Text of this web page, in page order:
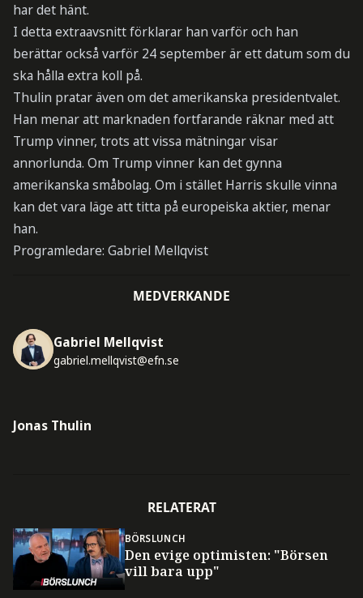
har det hänt.
I detta extraavsnitt förklarar han varför och han
berättar också varför 24 september är ett datum som du
ska hålla extra koll på.
Thulin pratar även om det amerikanska presidentvalet.
Han menar att marknaden fortfarande räknar med att
Trump vinner, trots att vissa mätningar visar
annorlunda. Om Trump vinner kan det gynna
amerikanska småbolag. Om i stället Harris skulle vinna
kan det vara läge att titta på europeiska aktier, menar
han.
Programledare: Gabriel Mellqvist
MEDVERKANDE
Gabriel Mellqvist
gabriel.mellqvist@efn.se
Jonas Thulin
RELATERAT
BÖRSLUNCH
Den evige optimisten: "Börsen
vill bara upp"